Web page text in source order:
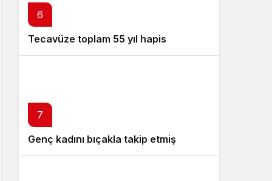
6
Tecavüze toplam 55 yıl hapis
7
Genç kadını bıçakla takip etmiş